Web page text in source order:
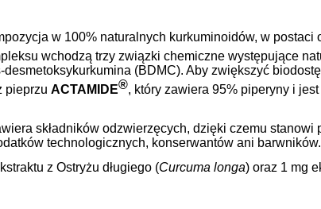
w 100% naturalnych kurkuminoidów, w postaci
wchodzą trzy związki chemiczne występujące
(BDMC). Aby zwiększyć
pieprzu ACTAMIDE®, który zawiera 95% piperyny i
składników odzwierzęcych, dzięki czemu
technologicznych, konserwantów ani barwników.
z Ostryżu długiego (Curcuma longa) oraz 1 mg